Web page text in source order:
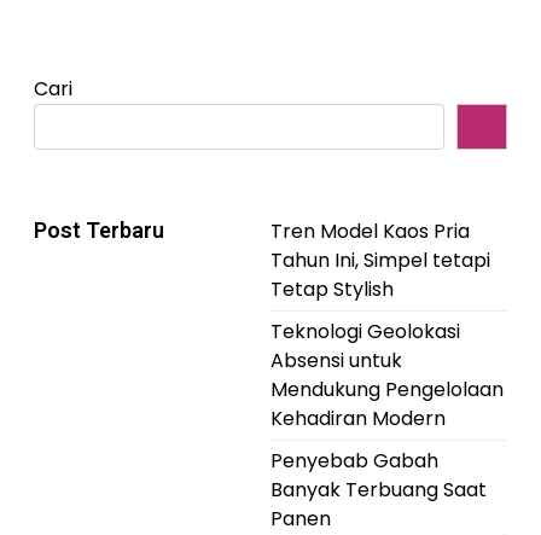
Cari
Post Terbaru
Tren Model Kaos Pria
Tahun Ini, Simpel tetapi
Tetap Stylish
Teknologi Geolokasi
Absensi untuk
Mendukung Pengelolaan
Kehadiran Modern
Penyebab Gabah
Banyak Terbuang Saat
Panen